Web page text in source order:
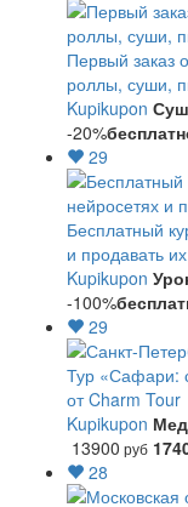
Первый заказ
роллы, суши,
Kupikupon
-20%
29
Бесплатный
и продавать
Kupikupon
-100%
29
Тур «Сафари:
от Charm Tour
Kupikupon
13900 руб
28